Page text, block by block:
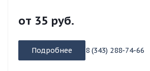
от 35 руб.
Подробнее 8 (343) 288-74-66